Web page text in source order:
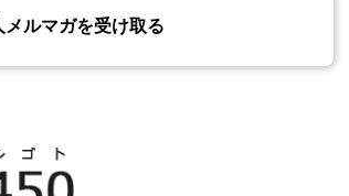
メルマガを受け取る